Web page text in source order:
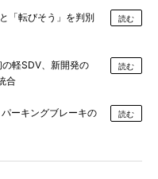
「転びそう」を判別
読む
軽SDV、新開発の
合
読む
ーキングブレーキの
読む